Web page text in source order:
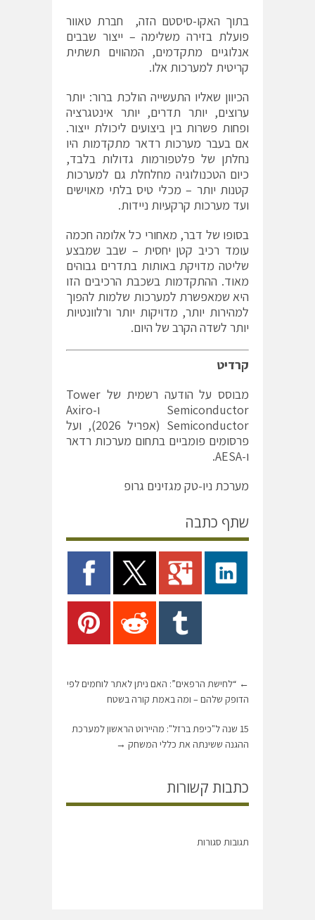
בתוך האקו-סיסטם הזה, חברת טאוור
פועלת בזירה משלימה – ייצור שבבים
אנלוגיים מתקדמים, המהווים תשתית
קריטית למערכות אלו.
הכיוון שאליו התעשייה הולכת ברור: יותר
ערוצים, יותר תדרים, יותר אינטגרציה
ופחות פשרות בין ביצועים ליכולת ייצור.
אם בעבר מערכות רדאר מתקדמות היו
נחלתן של פלטפורמות גדולות בלבד,
כיום הטכנולוגיה מחלחלת גם למערכות
קטנות יותר – מכלי טיס בלתי מאוישים
ועד מערכות קרקעיות ניידות.
בסופו של דבר, מאחורי כל אלומה חכמה
עומד רכיב קטן יחסית – שבב שמבצע
שליטה מדויקת באותות בתדרים גבוהים
מאוד. ההתקדמות בשכבת הרכיבים הזו
היא שמאפשרת למערכות שלמות להפוך
למהירות יותר, מדויקות יותר ורלוונטיות
יותר לשדה הקרב של היום.
קרדיט
מבוסס על הודעה רשמית של Tower
Semiconductor ו-Axiro
Semiconductor (אפריל 2026), ועל
פרסומים פומביים בתחום מערכות רדאר
ו-AESA.
מערכת ניו-טק מגזינים גרופ
שתף כתבה
← “לחישת הרפאים”: האם ניתן לאתר לוחמים לפי
הדופק שלהם – ומה באמת קורה בשטח
15 שנה ל"כיפת ברזל": מהיירוט הראשון למערכת
ההגנה ששינתה את כללי המשחק →
כתבות קשורות
תגובות סגורות